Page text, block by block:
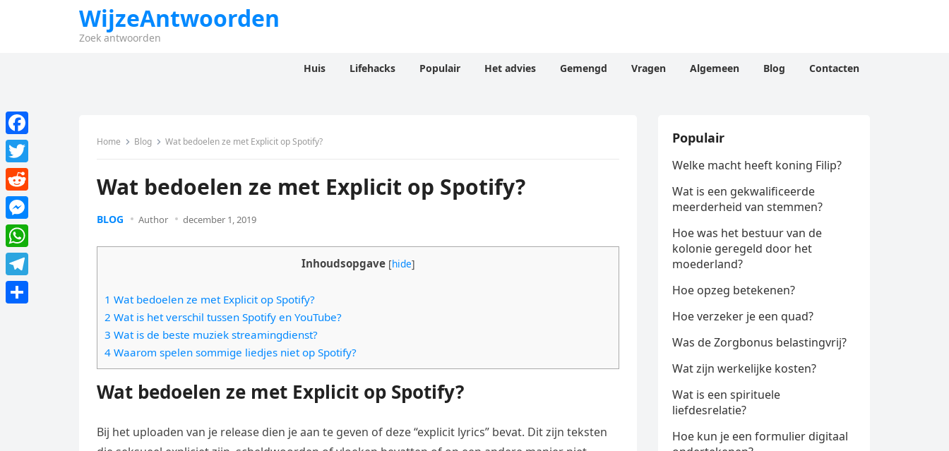
WijzeAntwoorden
Zoek antwoorden
Huis Lifehacks Populair Het advies Gemengd Vragen Algemeen Blog Contacten
Home Blog Wat bedoelen ze met Explicit op Spotify?
Wat bedoelen ze met Explicit op Spotify?
BLOG Author december 1, 2019
Inhoudsopgave [hide]
1 Wat bedoelen ze met Explicit op Spotify?
2 Wat is het verschil tussen Spotify en YouTube?
3 Wat is de beste muziek streamingdienst?
4 Waarom spelen sommige liedjes niet op Spotify?
Wat bedoelen ze met Explicit op Spotify?
Bij het uploaden van je release dien je aan te geven of deze “explicit lyrics” bevat. Dit zijn teksten
Populair
Welke macht heeft koning Filip?
Wat is een gekwalificeerde
meerderheid van stemmen?
Hoe was het bestuur van de
kolonie geregeld door het
moederland?
Hoe opzeg betekenen?
Hoe verzeker je een quad?
Was de Zorgbonus belastingvrij?
Wat zijn werkelijke kosten?
Wat is een spirituele
liefdesrelatie?
Hoe kun je een formulier digitaal
F
a
c
e
b
o
o
k
T
w
i
t
t
e
R
e
d
d
M
e
s
s
W
h
a
T